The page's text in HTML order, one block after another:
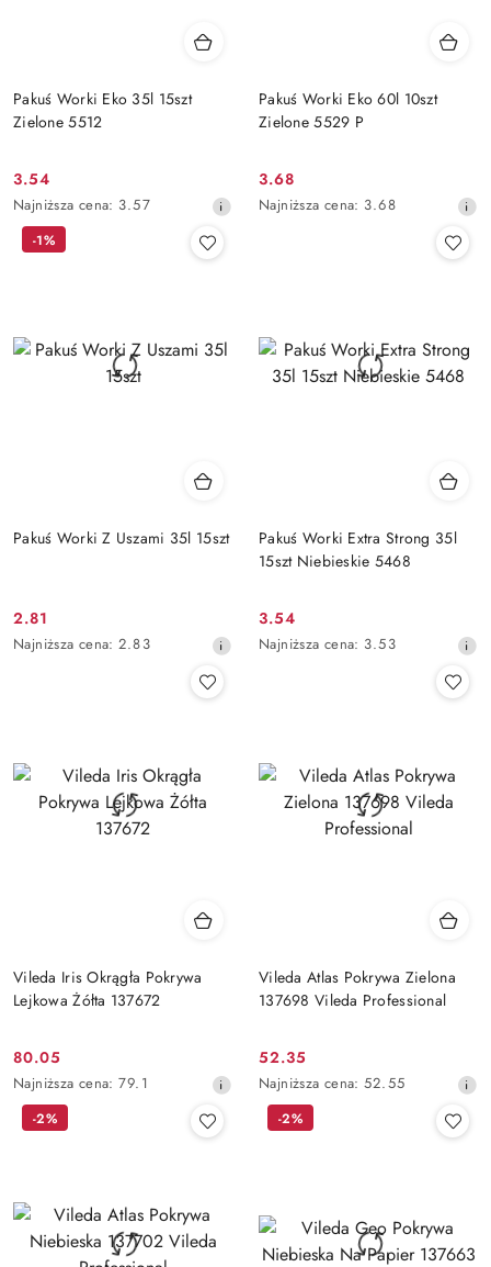
Pakuś Worki Eko 35l 15szt
Zielone 5512
Cena
promocyjna:
3.54
Najniższa
cena
Najniższa cena: 3.57
Pakuś Worki Eko 60l 10szt
Zielone 5529 P
Cena
promocyjna:
3.68
Najniższa
Najniższa cena: 3.68
Pakuś Worki Z Uszami 35l 15szt
Cena
promocyjna:
2.81
Najniższa
obniżką
Najniższa cena: 2.83
-1%
Pakuś Worki Extra Strong 35l
15szt Niebieskie 5468
Cena
promocyjna:
3.54
Najniższa
obniżką
Najniższa cena: 3.53
Vileda Iris Okrągła Pokrywa
Lejkowa Żółta 137672
Cena
promocyjna:
80.05
Najniższa
cena
obniżką
Najniższa cena: 79.1
Vileda Atlas Pokrywa Zielona
137698 Vileda Professional
Cena
promocyjna:
52.35
Najniższa
cena
Najniższa cena: 52.55
-2% -2%